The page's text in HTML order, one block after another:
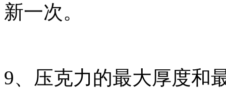
新一次。
9、压克力的最大厚度和